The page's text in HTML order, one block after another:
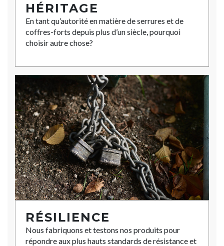
HÉRITAGE
En tant qu’autorité en matière de serrures et de
coffres-forts depuis plus d’un siècle, pourquoi
choisir autre chose?
RÉSILIENCE
Nous fabriquons et testons nos produits pour
répondre aux plus hauts standards de résistance et